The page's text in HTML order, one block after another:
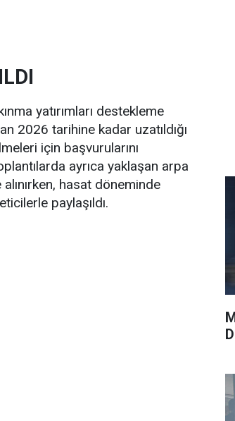
yatırımları destekleme
2026 tarihine kadar uzatıldığı
için başvurularını
ayrıca yaklaşan arpa
hasat döneminde
paylaşıldı.